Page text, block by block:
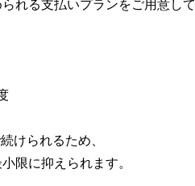
れる支払いプランをご用意して
けられるため、
限に抑えられます。